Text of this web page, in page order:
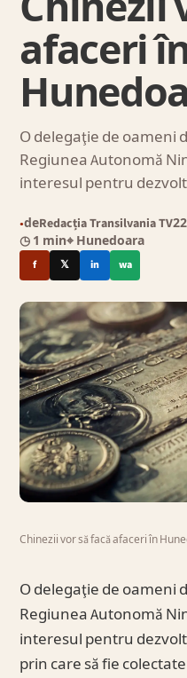
afaceri
O delegaţie de oameni
Regiunea Autonomă
interesul pentru
●deRedacția Transilvania TV
◷ 1 min⌖ Hunedoara
f 𝕏 in wa
Chinezii vor să facă afaceri în
O delegaţie de oameni
Regiunea Autonomă
interesul pentru
prin care să fie